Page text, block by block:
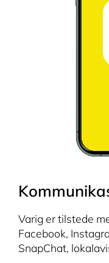
Varig er tilstede
Facebook,
SnapChat,